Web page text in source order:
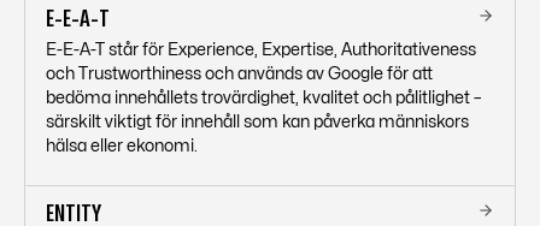
E-E-A-T
E-E-A-T står för Experience, Expertise, Authoritativeness
och Trustworthiness och används av Google för att
bedöma innehållets trovärdighet, kvalitet och pålitlighet –
särskilt viktigt för innehåll som kan påverka människors
hälsa eller ekonomi.
ENTITY